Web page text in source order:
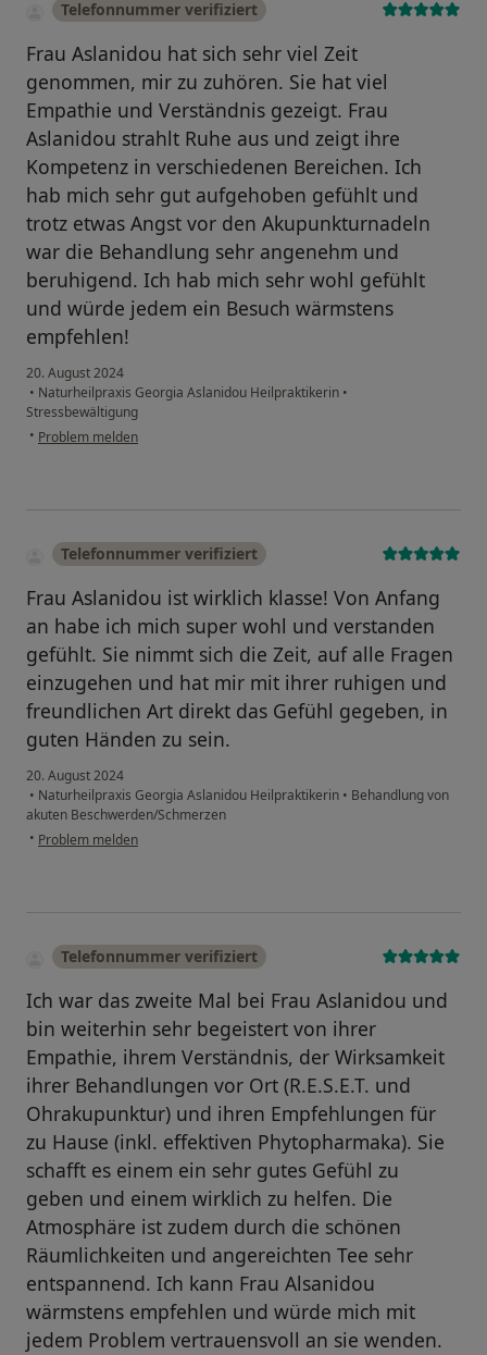
Telefonnummer verifiziert
Frau Aslanidou hat sich sehr viel Zeit
genommen, mir zu zuhören. Sie hat viel
Empathie und Verständnis gezeigt. Frau
Aslanidou strahlt Ruhe aus und zeigt ihre
Kompetenz in verschiedenen Bereichen. Ich
hab mich sehr gut aufgehoben gefühlt und
trotz etwas Angst vor den Akupunkturnadeln
war die Behandlung sehr angenehm und
beruhigend. Ich hab mich sehr wohl gefühlt
und würde jedem ein Besuch wärmstens
empfehlen!
20. August 2024
• Naturheilpraxis Georgia Aslanidou Heilpraktikerin •
Stressbewältigung
• Problem melden
Telefonnummer verifiziert
Frau Aslanidou ist wirklich klasse! Von Anfang
an habe ich mich super wohl und verstanden
gefühlt. Sie nimmt sich die Zeit, auf alle Fragen
einzugehen und hat mir mit ihrer ruhigen und
freundlichen Art direkt das Gefühl gegeben, in
guten Händen zu sein.
20. August 2024
• Naturheilpraxis Georgia Aslanidou Heilpraktikerin • Behandlung von
akuten Beschwerden/Schmerzen
• Problem melden
Telefonnummer verifiziert
Ich war das zweite Mal bei Frau Aslanidou und
bin weiterhin sehr begeistert von ihrer
Empathie, ihrem Verständnis, der Wirksamkeit
ihrer Behandlungen vor Ort (R.E.S.E.T. und
Ohrakupunktur) und ihren Empfehlungen für
zu Hause (inkl. effektiven Phytopharmaka). Sie
schafft es einem ein sehr gutes Gefühl zu
geben und einem wirklich zu helfen. Die
Atmosphäre ist zudem durch die schönen
Räumlichkeiten und angereichten Tee sehr
entspannend. Ich kann Frau Alsanidou
wärmstens empfehlen und würde mich mit
jedem Problem vertrauensvoll an sie wenden.